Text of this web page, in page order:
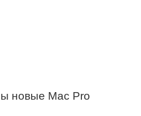
новые Mac Pro